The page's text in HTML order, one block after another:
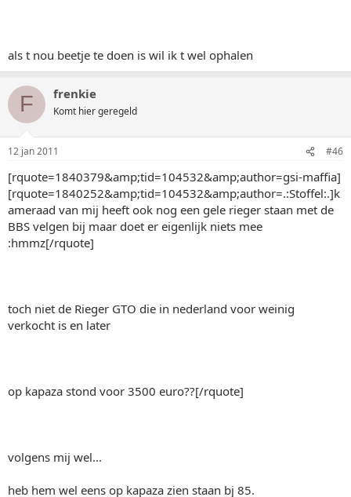
als t nou beetje te doen is wil ik t wel ophalen
F frenkie
Komt hier geregeld
12 jan 2011 #46
[rquote=1840379&amp;tid=104532&amp;author=gsi-maffia]
[rquote=1840252&amp;tid=104532&amp;author=.:Stoffel:.]k
ameraad van mij heeft ook nog een gele rieger staan met de
BBS velgen bij maar doet er eigenlijk niets mee
:hmmz[/rquote]
toch niet de Rieger GTO die in nederland voor weinig
verkocht is en later
op kapaza stond voor 3500 euro??[/rquote]
volgens mij wel...
heb hem wel eens op kapaza zien staan bj 85.